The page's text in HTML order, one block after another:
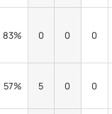
83% 0 0 0
57% 5 0 0